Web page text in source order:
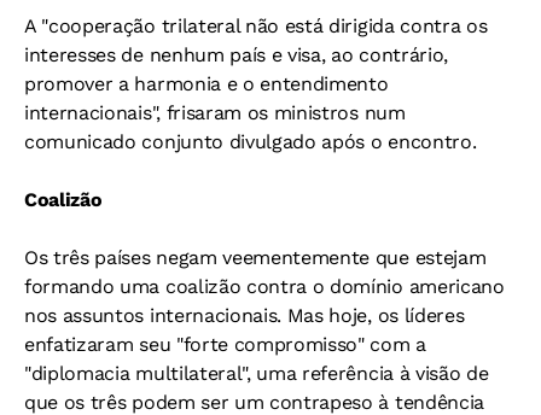
A "cooperação trilateral não está dirigida contra os
interesses de nenhum país e visa, ao contrário,
promover a harmonia e o entendimento
internacionais", frisaram os ministros num
comunicado conjunto divulgado após o encontro.
Coalizão
Os três países negam veementemente que estejam
formando uma coalizão contra o domínio americano
nos assuntos internacionais. Mas hoje, os líderes
enfatizaram seu "forte compromisso" com a
"diplomacia multilateral", uma referência à visão de
que os três podem ser um contrapeso à tendência